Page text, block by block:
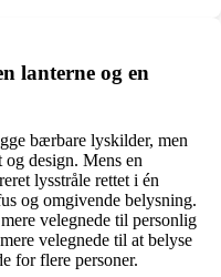
lanterne og en
bærbare lyskilder, men
design. Mens en
lysstråle rettet i én
og omgivende belysning.
velegnede til personlig
velegnede til at belyse
for flere personer.